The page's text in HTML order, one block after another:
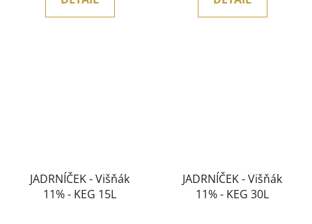
JADRNÍČEK - Višňák
11% - KEG 15L
JADRNÍČEK - Višňák
11% - KEG 30L